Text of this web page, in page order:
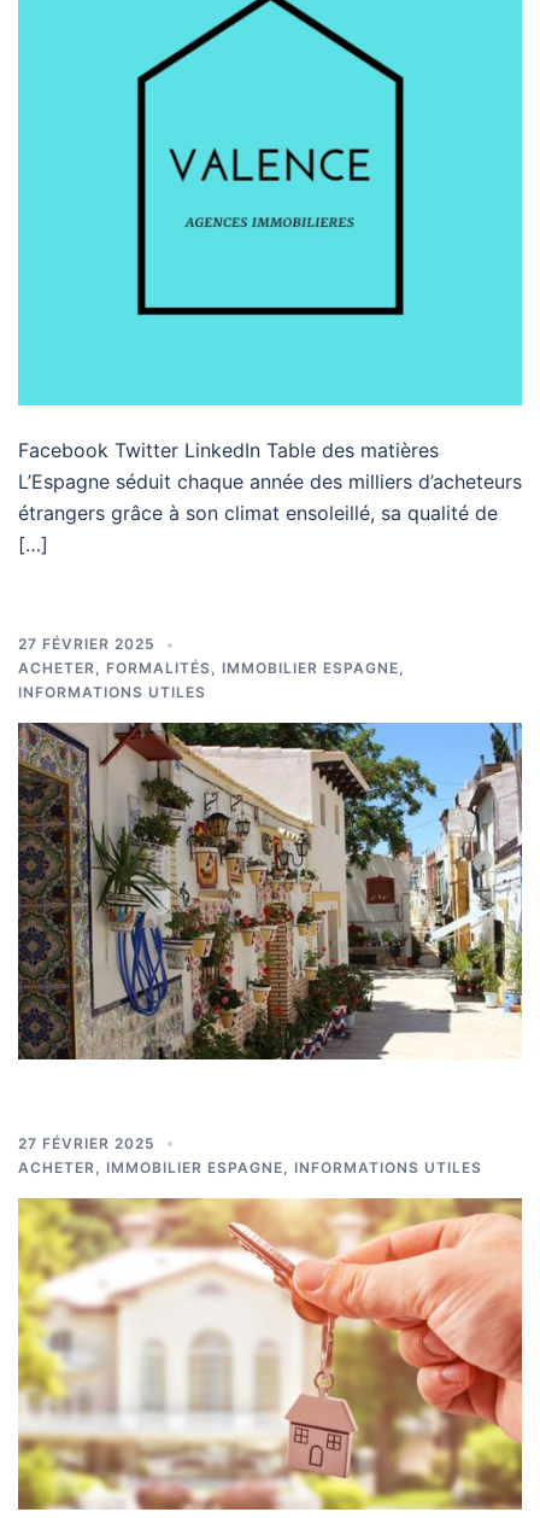
Facebook Twitter LinkedIn Table des matières
L’Espagne séduit chaque année des milliers d’acheteurs
étrangers grâce à son climat ensoleillé, sa qualité de
[…]
27 FÉVRIER 2025
ACHETER, FORMALITÉS, IMMOBILIER ESPAGNE,
INFORMATIONS UTILES
27 FÉVRIER 2025
ACHETER
IMMOBILIER ESPAGNE INFORMATIONS UTILES